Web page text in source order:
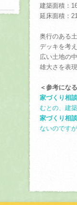
建築面積：
延床面積：
奥行のある
デッキを考
広い土地の
雄大さを表
＜参考にな
家づくり相
むとの、建
家づくり相
ないのです